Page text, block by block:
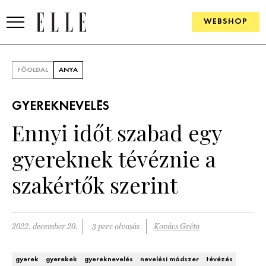
WEBSHOP
SZÉPSÉG
KULTÚRA
ÉLETMÓD
PÁRKAPCSOLAT
FŐOLDAL ANYA
GYEREKNEVELÉS
Ennyi időt szabad egy
gyereknek tévéznie a
szakértők szerint
2022. december 20. 3 perc olvasás Kovács Gréta
gyerek gyerekek gyereknevelés nevelési módszer
tévézés